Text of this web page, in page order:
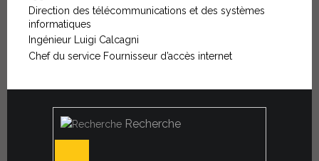
Direction des télécommunications et des systèmes
informatiques
Ingénieur Luigi Calcagni
Chef du service Fournisseur d’accès internet
Recherche